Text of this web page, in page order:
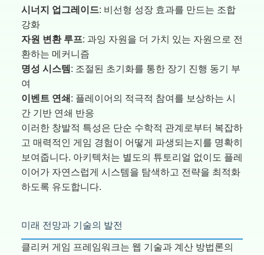
시너지 업그레이드: 비선형 성장 효과를 만드는 조합
강화
자원 변환 루프: 과잉 자원을 더 가치 있는 자원으로 전
환하는 메커니즘
명성 시스템 : 조절된 초기화를 통한 장기 진행 동기 부
여
이벤트 연쇄 : 플레이어의 적극적 참여를 보상하는 시
간 기반 연쇄 반응
이러한 창발적 특성은 단순 수학적 관계로부터 복잡하
고 매력적인 게임 경험이 어떻게 파생되는지를 명확히
보여줍니다. 아키텍처는 별도의 튜토리얼 없이도 플레
이어가 자연스럽게 시스템을 탐색하고 전략을 최적화
하도록 유도합니다.
미래 전망과 기술의 발전
클리커 게임 프레임워크는 웹 기술과 계산 방법론의